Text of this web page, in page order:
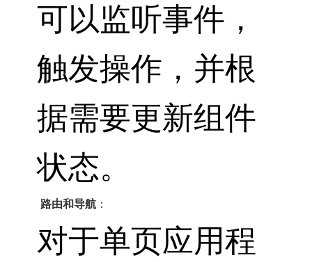
可以监听事件，
触发操作，并根
据需要更新组件
状态。
路由和导航：
对于单页应用程